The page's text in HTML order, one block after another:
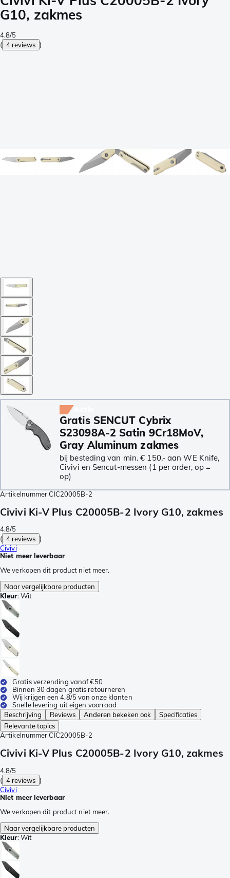
G10, zakmes
4.8/5
( 4 reviews )
Gratis SENCUT Cybrix
S23098A-2 Satin 9Cr18MoV,
Gray Aluminum zakmes
bij besteding van min. € 150,- aan WE Knife,
Civivi en Sencut-messen (1 per order, op =
op)
Artikelnummer CIC20005B-2
Civivi Ki-V Plus C20005B-2 Ivory G10, zakmes
4.8/5
( 4 reviews )
Civivi
Niet meer leverbaar
We verkopen dit product niet meer.
Naar vergelijkbare producten
Kleur:Wit
Gratis verzending vanaf €50
Binnen 30 dagen gratis retourneren
Wij krijgen een 4,8/5 van onze klanten
Snelle levering uit eigen voorraad
Beschrijving
Reviews Anderen bekeken ook
Specificaties
Relevante topics
Artikelnummer CIC20005B-2
Civivi Ki-V Plus C20005B-2 Ivory G10, zakmes
4.8/5
( 4 reviews )
Civivi
Niet meer leverbaar
We verkopen dit product niet meer.
Naar vergelijkbare producten
Kleur:Wit